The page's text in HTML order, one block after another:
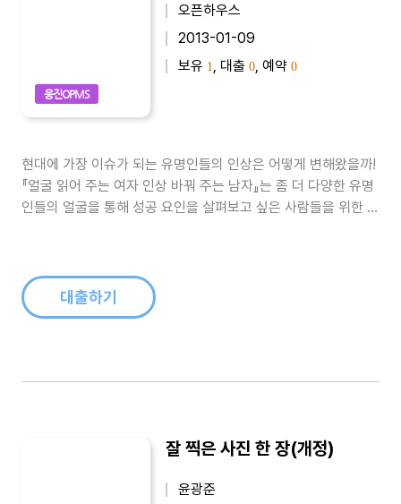
웅진OPMS
오픈하우스
2013-01-09
보유 1 , 대출 0 , 예약 0
현대에 가장 이슈가 되는 유명인들의 인상은 어떻게 변해왔을까!
『얼굴 읽어 주는 여자 인상 바꿔 주는 남자』는 좀 더 다양한 유명
인들의 얼굴을 통해 성공 요인을 살펴보고 싶은 사람들을 위한 책
‘이마와..대출하기
잘 찍은 사진 한 장(개정)
윤광준